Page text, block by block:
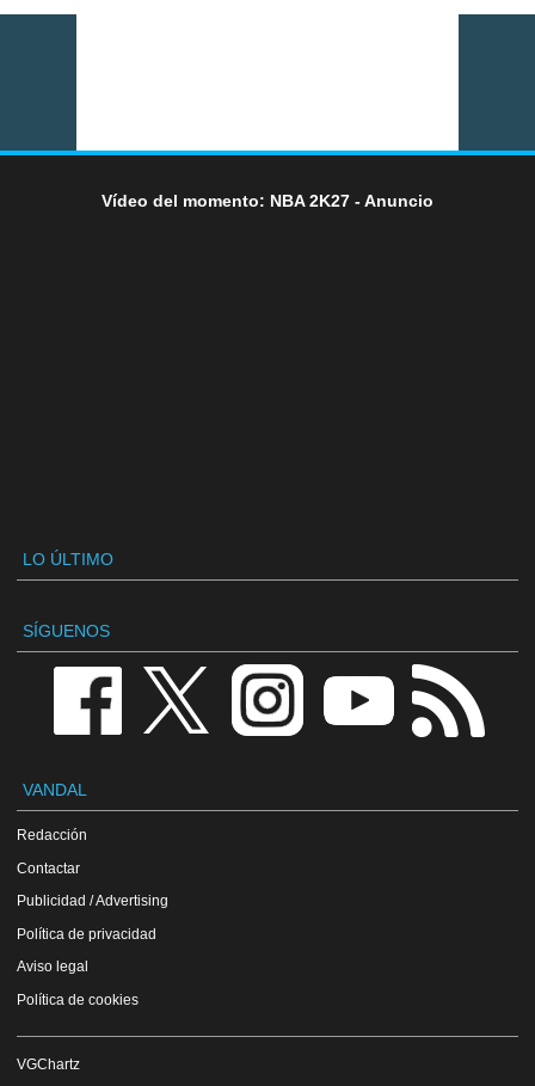
Vídeo del momento: NBA 2K27 - Anuncio
LO ÚLTIMO
SÍGUENOS
VANDAL
Redacción
Contactar
Publicidad / Advertising
Política de privacidad
Aviso legal
Política de cookies
VGChartz